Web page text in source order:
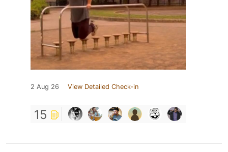
2 Aug 26 View Detailed Check-in
15